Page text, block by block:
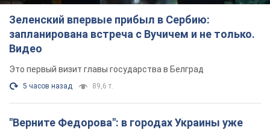
Зеленский впервые прибыл в Сербию:
запланирована встреча с Вучичем и не только.
Видео
Это первый визит главы государства в Белград
5 часов назад 89,6 т.
"Верните Федорова": в городах Украины уже